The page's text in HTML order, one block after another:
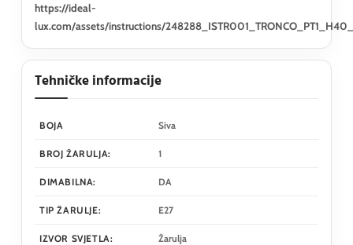
https://ideal-
lux.com/assets/instructions/
Tehničke informacije
BOJA Siva
BROJ ŽARULJA: 1
DIMABILNA: DA
TIP ŽARULJE: E27
IZVOR SVJETLA: Žarulja